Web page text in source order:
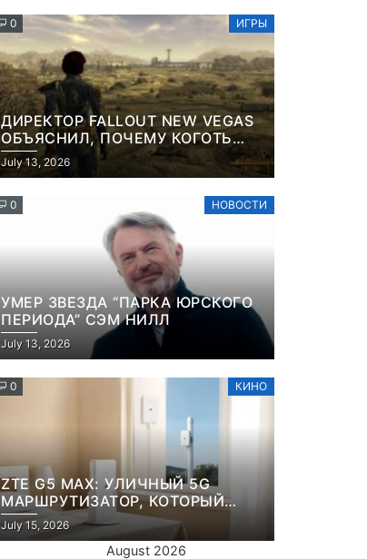
0 ИГРЫ
ДИРЕКТОР FALLOUT NEW VEGAS
ОБЪЯСНИЛ, ПОЧЕМУ КОГОТЬ
СМЕРТИ У КАРЬЕРА НАМЕРЕННО
СНОСИТ ВАМ ГОЛОВУ
July 13, 2026
0 НОВОСТИ
УМЕР ЗВЕЗДА “ПАРКА ЮРСКОГО
ПЕРИОДА” СЭМ НИЛЛ
July 13, 2026
0 КИНО
ZTE G5 MAX: УЛИЧНЫЙ 5G
МАРШРУТИЗАТОР, КОТОРЫЙ
ПЕРЕЖИВЕТ И ЛЮТУЮ ЗИМУ, И
ЖАРКОЕ ЛЕТО
July 15, 2026
August 2026